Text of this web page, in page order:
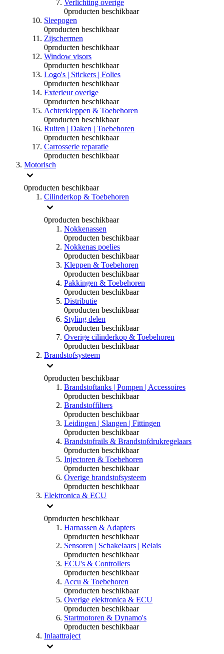
Verlichting overige
0producten beschikbaar
Sleepogen
0producten beschikbaar
Zijschermen
0producten beschikbaar
Window visors
0producten beschikbaar
Logo's | Stickers | Folies
0producten beschikbaar
Exterieur overige
0producten beschikbaar
Achterkleppen & Toebehoren
0producten beschikbaar
Ruiten | Daken | Toebehoren
0producten beschikbaar
Carrosserie reparatie
0producten beschikbaar
Motorisch
0producten beschikbaar
Cilinderkop & Toebehoren
0producten beschikbaar
Nokkenassen
0producten beschikbaar
Nokkenas poelies
0producten beschikbaar
Kleppen & Toebehoren
0producten beschikbaar
Pakkingen & Toebehoren
0producten beschikbaar
Distributie
0producten beschikbaar
Styling delen
0producten beschikbaar
Overige cilinderkop & Toebehoren
0producten beschikbaar
Brandstofsysteem
0producten beschikbaar
Brandstoftanks | Pompen | Accessoires
0producten beschikbaar
Brandstoffilters
0producten beschikbaar
Leidingen | Slangen | Fittingen
0producten beschikbaar
Brandstofrails & Brandstofdrukregelaars
0producten beschikbaar
Injectoren & Toebehoren
0producten beschikbaar
Overige brandstofsysteem
0producten beschikbaar
Elektronica & ECU
0producten beschikbaar
Harnassen & Adapters
0producten beschikbaar
Sensoren | Schakelaars | Relais
0producten beschikbaar
ECU's & Controllers
0producten beschikbaar
Accu & Toebehoren
0producten beschikbaar
Overige elektronica & ECU
0producten beschikbaar
Startmotoren & Dynamo's
0producten beschikbaar
Inlaattraject